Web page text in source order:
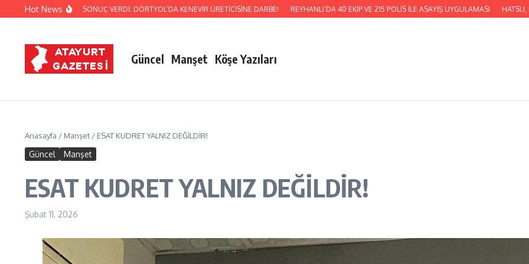
İçeriğe atlaHot News
TİTİZ TAKİBİ SONUÇ VERDİ: DÖRTYOL’DA KENEVİR ÜRETİCİSİNE DARBE! REYHANLI’DA 40 EKİP VE 215 POLİS İLE ASAYİŞ UYGULAMASI HATSU, KUMLU
Güncel Manşet Köşe Yazıları
Anasayfa / Manşet / ESAT KUDRET YALNIZ DEĞİLDİR!
Güncel Manşet
ESAT KUDRET YALNIZ DEĞİLDİR!
Şubat 11, 2026